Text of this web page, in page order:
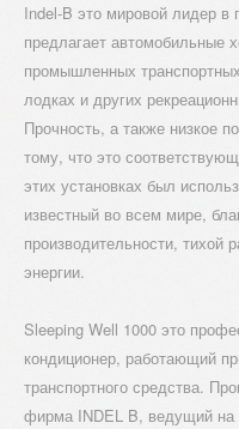
КОНТАКТ
Indel-B это мировой лидер в
предлагает автомобильные
промышленных
лодках и других
Прочность, а также низкое
тому, что это
этих установках был
известный во всем мире,
производительности, тихой
энергии.
Sleeping Well 1000 это
кондиционер, работающий
транспортного средства.
фирма INDEL B, ведущий на